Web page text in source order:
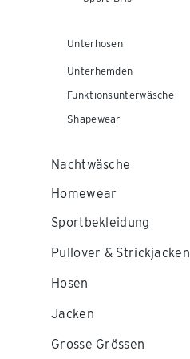
Unterhosen
Unterhemden
Funktionsunterwäsche
Shapewear
Nachtwäsche
Homewear
Sportbekleidung
Pullover & Strickjacken
Hosen
Jacken
Grosse Grössen